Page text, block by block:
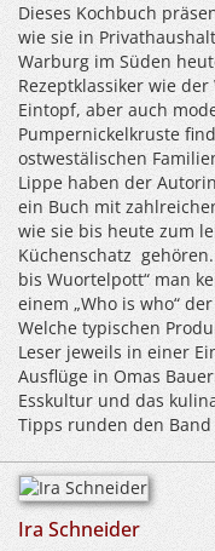
Dieses Kochbuch
wie sie in
Warburg im Süden
Rezeptklassiker wie
Eintopf, aber auch
Pumpernickelkruste
ostwestälischen
Lippe haben der
ein Buch mit
wie sie bis heute zum
Küchenschatz
bis Wuortelpott“ man
einem „Who is who“
Welche typischen
Leser jeweils in einer
Ausflüge in Omas
Esskultur und das
Tipps runden den Band
Ira Schneider